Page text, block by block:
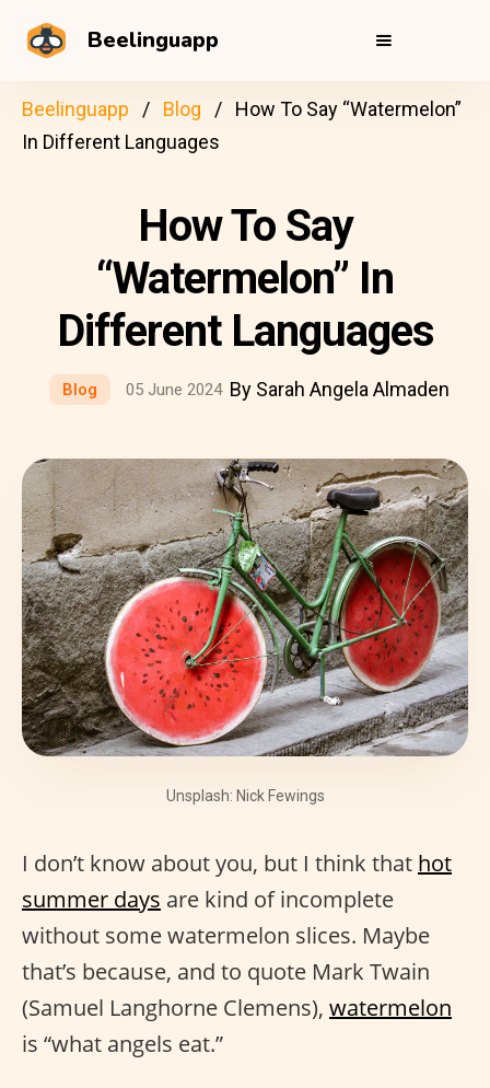
Beelinguapp
Beelinguapp Blog
How To Say “Watermelon”
In Different Languages
How To Say
“Watermelon” In
Different Languages
Blog 05 June 2024 By Sarah Angela Almaden
Unsplash: Nick Fewings
I don’t know about you, but I think that hot
summer days are kind of incomplete
without some watermelon slices. Maybe
that’s because, and to quote Mark Twain
(Samuel Langhorne Clemens), watermelon
is “what angels eat.”